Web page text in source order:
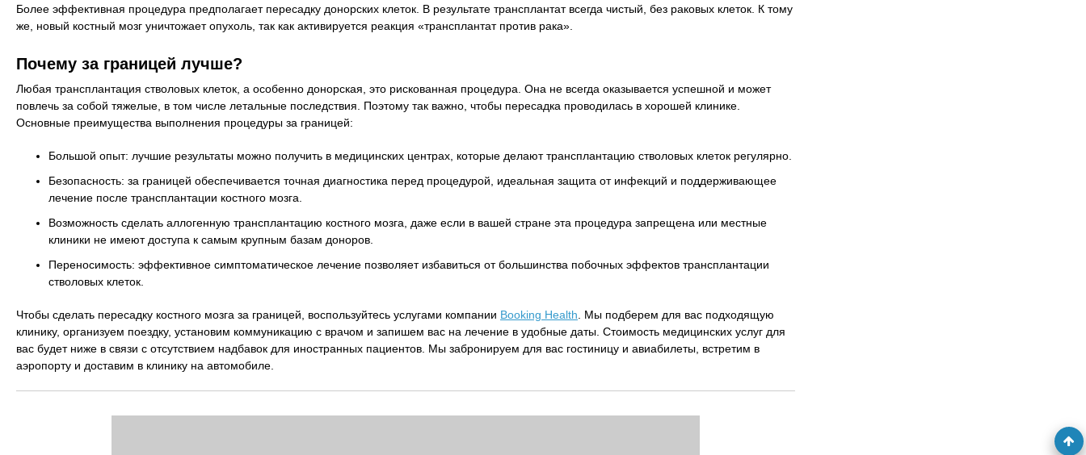
Более эффективная процедура предполагает пересадку донорских клеток. В результате трансплантат всегда чистый, без раковых клеток. К тому
же, новый костный мозг уничтожает опухоль, так как активируется реакция «трансплантат против рака».
Почему за границей лучше?
Любая трансплантация стволовых клеток, а особенно донорская, это рискованная процедура. Она не всегда оказывается успешной и может
повлечь за собой тяжелые, в том числе летальные последствия. Поэтому так важно, чтобы пересадка проводилась в хорошей клинике.
Основные преимущества выполнения процедуры за границей:
Большой опыт: лучшие результаты можно получить в медицинских центрах, которые делают трансплантацию стволовых клеток регулярно.
Безопасность: за границей обеспечивается точная диагностика перед процедурой, идеальная защита от инфекций и поддерживающее
лечение после трансплантации костного мозга.
Возможность сделать аллогенную трансплантацию костного мозга, даже если в вашей стране эта процедура запрещена или местные
клиники не имеют доступа к самым крупным базам доноров.
Переносимость: эффективное симптоматическое лечение позволяет избавиться от большинства побочных эффектов трансплантации
стволовых клеток.
Чтобы сделать пересадку костного мозга за границей, воспользуйтесь услугами компании Booking Health . Мы подберем для вас подходящую
клинику, организуем поездку, установим коммуникацию с врачом и запишем вас на лечение в удобные даты. Стоимость медицинских услуг для
вас будет ниже в связи с отсутствием надбавок для иностранных пациентов. Мы забронируем для вас гостиницу и авиабилеты, встретим в
аэропорту и доставим в клинику на автомобиле.